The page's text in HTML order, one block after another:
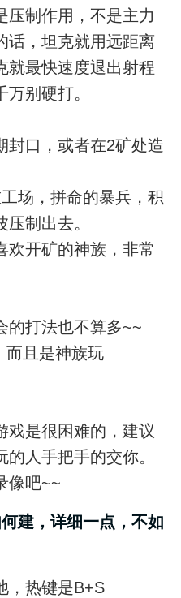
压制作用，不是主力
话，坦克就用远距离
就最快速度退出射程
别硬打。
封口，或者在2矿处造
场，拼命的暴兵，积
制出去。
欢开矿的神族，非常
的打法也不算多~~
而且是神族玩
戏是很困难的，建议
人手把手的交你。
像吧~~
建，详细一点，不如
，热键是B+S